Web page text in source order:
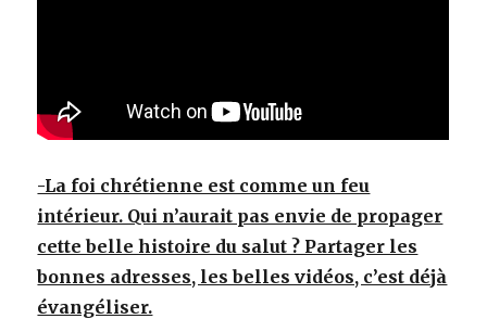
-La foi chrétienne est comme un feu
intérieur. Qui n’aurait pas envie de propager
cette belle histoire du salut ? Partager les
bonnes adresses, les belles vidéos, c’est déjà
évangéliser.